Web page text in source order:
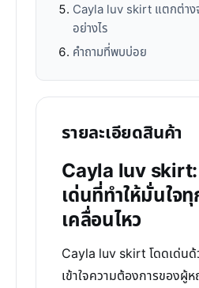
Cayla luv skirt แตกต่าง
อย่างไร
คำถามที่พบบ่อย
รายละเอียดสินค้า
Cayla luv
เด่นที่ทำให้มั่นใจ
เคลื่อนไหว
Cayla luv skirt โดดเด่น
เข้าใจความต้องการของผู้